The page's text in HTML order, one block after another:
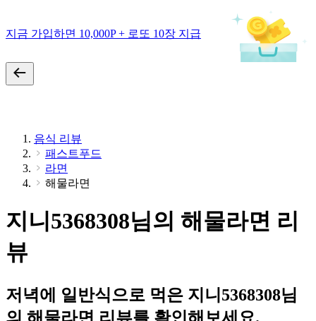
지금 가입하면 10,000P + 로또 10장 지급
음식 리뷰
패스트푸드
라면
해물라면
지니5368308님의 해물라면 리
뷰
저녁에 일반식으로 먹은 지니5368308님